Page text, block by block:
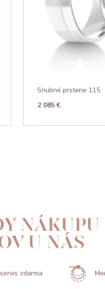
Snubné prstene 115
2 085 €
NÁKUPU
U NÁS
zdarma